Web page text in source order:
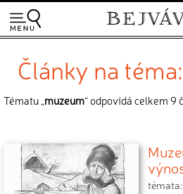
Články na
Tématu „muzeum“ odpovídá celkem 9
témata: